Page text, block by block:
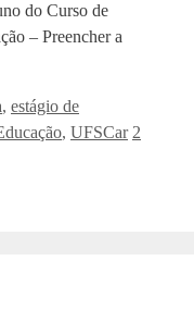
do Curso de
– Preencher a
, estágio de
, UFSCar 2